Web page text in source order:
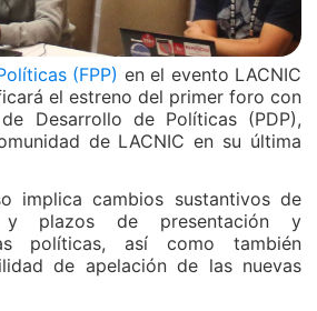
(FPP) en el evento LACNIC
el estreno del primer foro con
Desarrollo de Políticas (PDP),
de LACNIC en su última
implica cambios sustantivos de
y plazos de presentación y
políticas, así como también
de apelación de las nuevas